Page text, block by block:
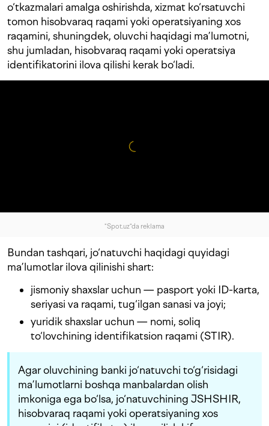
o‘tkazmalari amalga oshirishda, xizmat ko‘rsatuvchi
tomon hisobvaraq raqami yoki operatsiyaning xos
raqamini, shuningdek, oluvchi haqidagi ma’lumotni,
shu jumladan, hisobvaraq raqami yoki operatsiya
identifikatorini ilova qilishi kerak bo‘ladi.
"Spot.uz"da reklama
Bundan tashqari, jo‘natuvchi haqidagi quyidagi
ma’lumotlar ilova qilinishi shart:
jismoniy shaxslar uchun — pasport yoki ID-karta,
seriyasi va raqami, tug‘ilgan sanasi va joyi;
yuridik shaxslar uchun — nomi, soliq
to‘lovchining identifikatsion raqami (STIR).
Agar oluvchining banki jo‘natuvchi to‘g‘risidagi
ma’lumotlarni boshqa manbalardan olish
imkoniga ega bo‘lsa, jo‘natuvchining JSHSHIR,
hisobvaraq raqami yoki operatsiyaning xos